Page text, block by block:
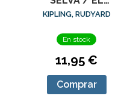
SEGUNDO LIBRO
KIPLING, RUDYARD
En stock
11,95 €
Comprar